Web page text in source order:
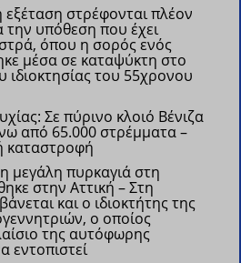
εξέταση στρέφονται πλέον
την υπόθεση που έχει
όπου η σορός ενός
μέσα σε καταψύκτη στο
ιδιοκτησίας του 55χρονου
Σε πύρινο κλοιό Βένιζα
από 65.000 στρέμματα –
καταστροφή
μεγάλη πυρκαγιά στη
στην Αττική – Στη
και ο ιδιοκτήτης της
ο οποίος
της αυτόφωρης
εντοπιστεί